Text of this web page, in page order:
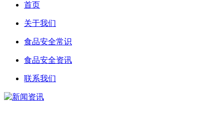
首页
关于我们
食品安全常识
食品安全资讯
联系我们